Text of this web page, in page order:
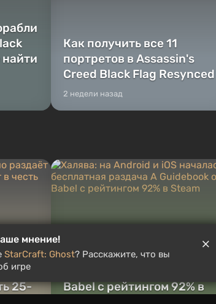
найти
Как получить все 11
портретов в Assassin's
Creed Black Flag Resynced
2 недели назад
25-
началась бесплатная
Babel с рейтингом 92% в
мнение!
Ghost? Расскажите, что вы
игре